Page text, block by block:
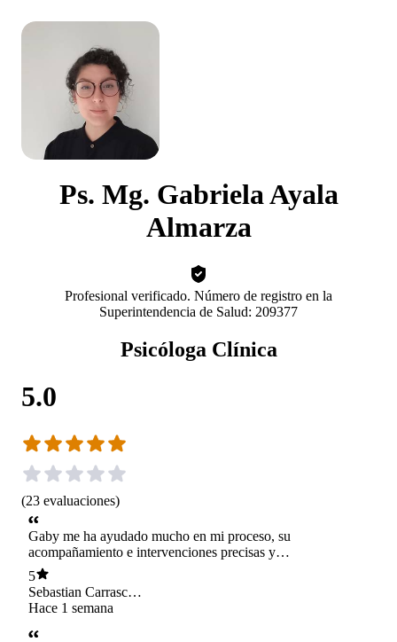
Ps. Mg. Gabriela Ayala
Almarza
Profesional verificado. Número de registro en la
Superintendencia de Salud: 209377
Psicóloga Clínica
5.0
(23 evaluaciones)
Gaby me ha ayudado mucho en mi proceso, su
acompañamiento e intervenciones precisas y
cercanas han logrado que vaya cumpliendo de a
poco los objetivos que me voy poniendo y por
sobretodo ir descubriendome y aceptandome.
Estoy muy agradecido con ella es una excelente
profesional :)
5
Sebastian Carrasco
Martinez
Hace 1 semana